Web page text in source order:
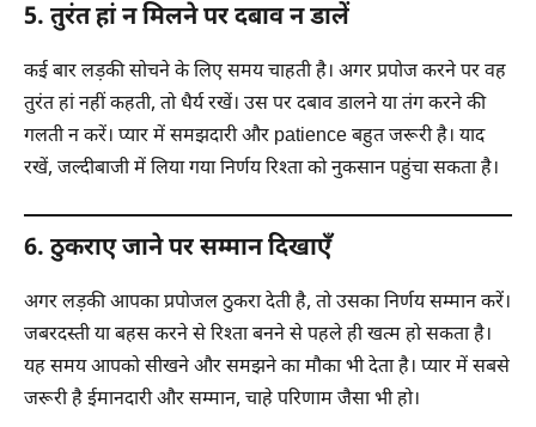
5. तुरंत हां न मिलने पर दबाव न डालें
कई बार लड़की सोचने के लिए समय चाहती है। अगर प्रपोज करने पर वह
तुरंत हां नहीं कहती, तो धैर्य रखें। उस पर दबाव डालने या तंग करने की
गलती न करें। प्यार में समझदारी और patience बहुत जरूरी है। याद
रखें, जल्दीबाजी में लिया गया निर्णय रिश्ता को नुकसान पहुंचा सकता है।
6. ठुकराए जाने पर सम्मान दिखाएँ
अगर लड़की आपका प्रपोजल ठुकरा देती है, तो उसका निर्णय सम्मान करें।
जबरदस्ती या बहस करने से रिश्ता बनने से पहले ही खत्म हो सकता है।
यह समय आपको सीखने और समझने का मौका भी देता है। प्यार में सबसे
जरूरी है ईमानदारी और सम्मान, चाहे परिणाम जैसा भी हो।